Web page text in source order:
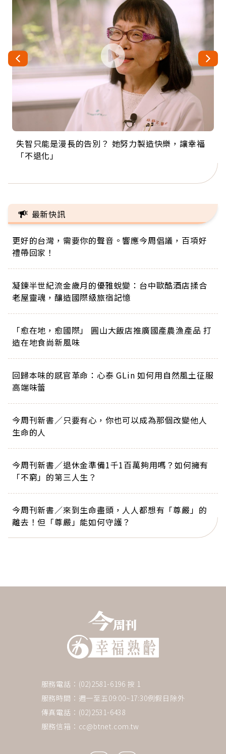
下一則 ＋
大自然，是最好的醫生！江育
誠：心靈淨化的11個修練，享受
失智只能是漫長的告別？ 她努力製造快樂，讓幸福
「不退化」
來自剛果的巧克力神父 為台灣奉獻36年 「台灣是我
的家，我連作夢都講台語！」
63歲卸矽谷副總、搬回台灣找快樂！「蛋黃哥小
丑」走進安養院，逗樂上萬爺奶：退休後才開始真
104歲打破金氏世界紀錄 成為全球最年長羽球選
手，分享長壽的秘密原來是「這個」
事業巔峰他選擇追夢…黑手阿伯拉小提琴還登上小
巨蛋！連CNN都大讚！
最新快訊
更好的台灣，需要你的聲音。響應今周倡議，百項好
禮帶回家！
凝鍊半世紀流金歲月的優雅蛻變：台中歐酷酒店揉合
老屋靈魂，釀造國際級旅宿記憶
「愈在地，愈國際」 圓山大飯店推廣國產農漁產品 打
造在地食尚新風味
回歸本味的感官革命：心泰 GLin 如何用自然風土征服
高端味蕾
今周刊新書／只要有心，你也可以成為那個改變他人
生命的人
今周刊新書／退休金準備1千1百萬夠用嗎？如何擁有
「不窮」的第三人生？
今周刊新書／來到生命盡頭，人人都想有「尊嚴」的
離去！但「尊嚴」能如何守護？
服務電話：(02)2581-6196 按 1
服務時間：週一至五09:00~17:30例假日除外
傳真電話：(02)2531-6438
服務信箱： cc@btnet.com.tw